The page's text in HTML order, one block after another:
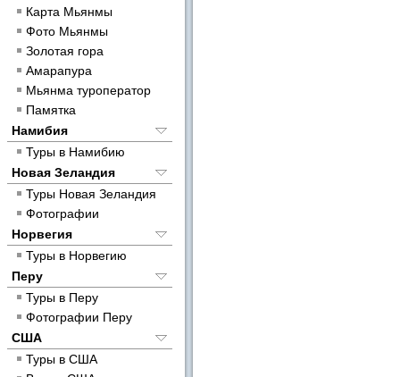
Карта Мьянмы
Фото Мьянмы
Золотая гора
Амарапура
Мьянма туроператор
Памятка
Намибия
Туры в Намибию
Новая Зеландия
Туры Новая Зеландия
Фотографии
Норвегия
Туры в Норвегию
Перу
Туры в Перу
Фотографии Перу
США
Туры в США